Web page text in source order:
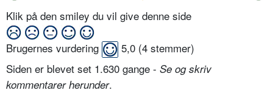
Klik på den smiley du vil give denne side
Brugernes vurdering 5,0 (4 stemmer)
Siden er blevet set 1.630 gange - Se og skriv
kommentarer herunder.